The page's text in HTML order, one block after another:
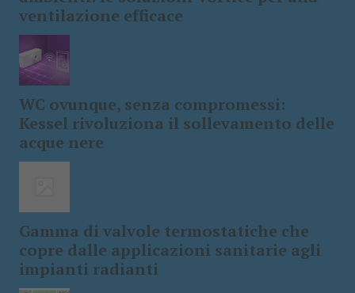
ventilazione efficace
WC ovunque, senza compromessi:
Kessel rivoluziona il sollevamento delle
acque nere
Gamma di valvole termostatiche che
copre dalle applicazioni sanitarie agli
impianti radianti